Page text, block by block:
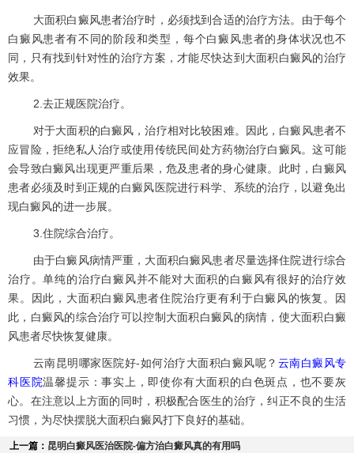
大面积白癜风患者治疗时，必须找到合适的治疗方法。由于每个
白癜风患者有不同的阶段和类型，每个白癜风患者的身体状况也不
同，只有找到针对性的治疗方案，才能尽快达到大面积白癜风的治疗
效果。
2.去正规医院治疗。
对于大面积的白癜风，治疗相对比较困难。因此，白癜风患者不
应冒险，拒绝私人治疗或使用传统民间处方药物治疗白癜风。这可能
会导致白癜风出现更严重后果，危及患者的身心健康。此时，白癜风
患者必须及时到正规的白癜风医院进行科学、系统的治疗，以避免出
现白癜风的进一步展。
3.住院综合治疗。
由于白癜风病情严重，大面积白癜风患者尽量选择住院进行综合
治疗。单纯的治疗白癜风并不能对大面积的白癜风有很好的治疗效
果。因此，大面积白癜风患者住院治疗更有利于白癜风的恢复。因
此，白癜风的综合治疗可以控制大面积白癜风的病情，使大面积白癜
风患者尽快恢复健康。
云南昆明哪家医院好-如何治疗大面积白癜风呢？ 云南白癜风专
科医院温馨提示：事实上，即使你有大面积的白色斑点，也不要灰
心。在注意以上方面的同时，积极配合医生的治疗，纠正不良的生活
习惯，为尽快摆脱大面积白癜风打下良好的基础。
上一篇： 昆明白癜风医治医院-偏方治白癜风真的有用吗